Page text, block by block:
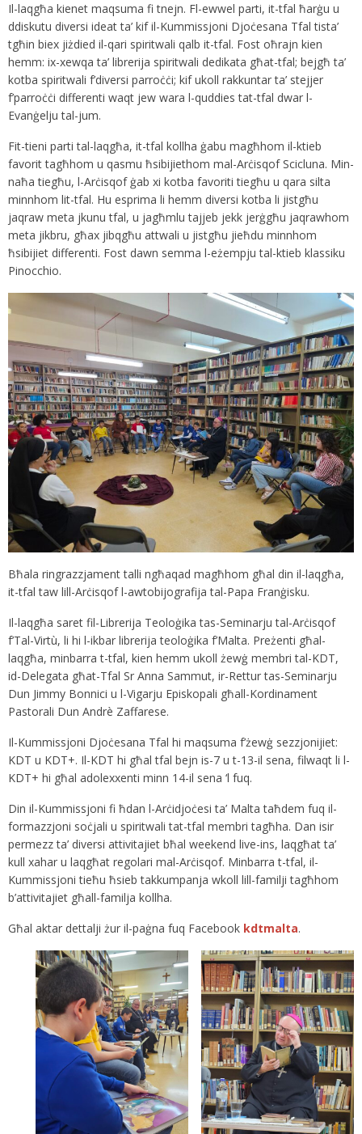
Il-laqgħa kienet maqsuma fi tnejn. Fl-ewwel parti, it-tfal ħarġu u
ddiskutu diversi ideat ta’ kif il-Kummissjoni Djoċesana Tfal tista’
tgħin biex jiżdied il-qari spiritwali qalb it-tfal. Fost oħrajn kien
hemm: ix-xewqa ta’ librerija spiritwali dedikata għat-tfal; bejgħ ta’
kotba spiritwali f’diversi parroċċi; kif ukoll rakkuntar ta’ stejjer
f’parroċċi differenti waqt jew wara l-quddies tat-tfal dwar l-
Evanġelju tal-jum.
Fit-tieni parti tal-laqgħa, it-tfal kollha ġabu magħhom il-ktieb
favorit tagħhom u qasmu ħsibijiethom mal-Arċisqof Scicluna. Min-
naħa tiegħu, l-Arċisqof ġab xi kotba favoriti tiegħu u qara silta
minnhom lit-tfal. Hu esprima li hemm diversi kotba li jistgħu
jaqraw meta jkunu tfal, u jagħmlu tajjeb jekk jerġgħu jaqrawhom
meta jikbru, għax jibqgħu attwali u jistgħu jieħdu minnhom
ħsibijiet differenti. Fost dawn semma l-eżempju tal-ktieb klassiku
Pinocchio.
Bħala ringrazzjament talli ngħaqad magħhom għal din il-laqgħa,
it-tfal taw lill-Arċisqof l-awtobijografija tal-Papa Franġisku.
Il-laqgħa saret fil-Librerija Teoloġika tas-Seminarju tal-Arċisqof
f’Tal-Virtù, li hi l-ikbar librerija teoloġika f’Malta. Preżenti għal-
laqgħa, minbarra t-tfal, kien hemm ukoll żewġ membri tal-KDT,
id-Delegata għat-Tfal Sr Anna Sammut, ir-Rettur tas-Seminarju
Dun Jimmy Bonnici u l-Vigarju Episkopali għall-Kordinament
Pastorali Dun Andrè Zaffarese.
Il-Kummissjoni Djoċesana Tfal hi maqsuma f’żewġ sezzjonijiet:
KDT u KDT+. Il-KDT hi għal tfal bejn is-7 u t-13-il sena, filwaqt li l-
KDT+ hi għal adolexxenti minn 14-il sena ‘l fuq.
Din il-Kummissjoni fi ħdan l-Arċidjoċesi ta’ Malta taħdem fuq il-
formazzjoni soċjali u spiritwali tat-tfal membri tagħha. Dan isir
permezz ta’ diversi attivitajiet bħal weekend live-ins, laqgħat ta’
kull xahar u laqgħat regolari mal-Arċisqof. Minbarra t-tfal, il-
Kummissjoni tieħu ħsieb takkumpanja wkoll lill-familji tagħhom
b’attivitajiet għall-familja kollha.
Għal aktar dettalji żur il-paġna fuq Facebook kdtmalta.